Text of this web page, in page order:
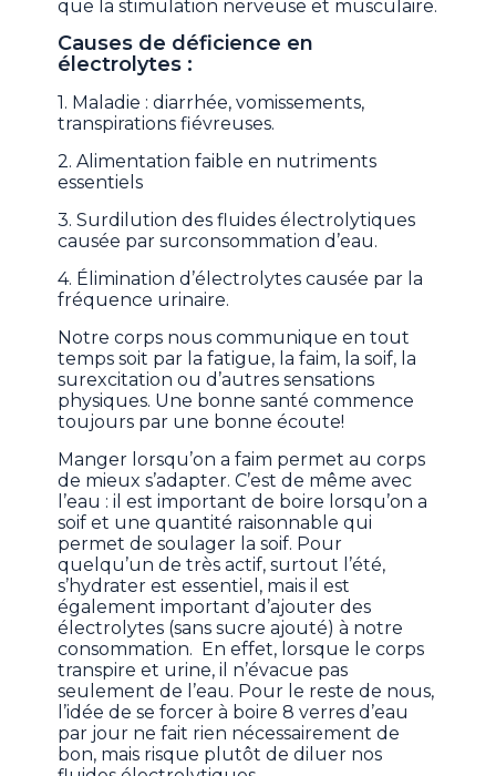
que la stimulation nerveuse et musculaire.
Causes de déficience en
électrolytes :
1. Maladie : diarrhée, vomissements,
transpirations fiévreuses.
2. Alimentation faible en nutriments
essentiels
3. Surdilution des fluides électrolytiques
causée par surconsommation d’eau.
4. Élimination d’électrolytes causée par la
fréquence urinaire.
Notre corps nous communique en tout
temps soit par la fatigue, la faim, la soif, la
surexcitation ou d’autres sensations
physiques. Une bonne santé commence
toujours par une bonne écoute!
Manger lorsqu’on a faim permet au corps
de mieux s’adapter. C’est de même avec
l’eau : il est important de boire lorsqu’on a
soif et une quantité raisonnable qui
permet de soulager la soif. Pour
quelqu’un de très actif, surtout l’été,
s’hydrater est essentiel, mais il est
également important d’ajouter des
électrolytes (sans sucre ajouté) à notre
consommation. En effet, lorsque le corps
transpire et urine, il n’évacue pas
seulement de l’eau. Pour le reste de nous,
l’idée de se forcer à boire 8 verres d’eau
par jour ne fait rien nécessairement de
bon, mais risque plutôt de diluer nos